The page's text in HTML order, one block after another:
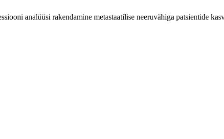
analüüsi rakendamine metastaatilise neeruvähiga patsientide